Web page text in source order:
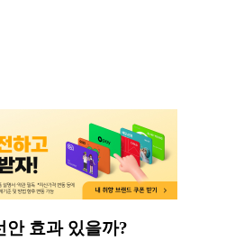
안 효과 있을까?